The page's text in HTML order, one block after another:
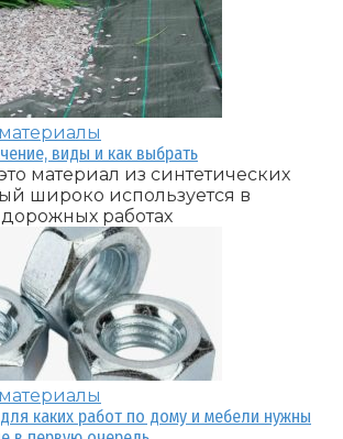
виды и как выбрать
материал из синтетических
широко используется в
дорожных работах
каких работ по дому и мебели нужны